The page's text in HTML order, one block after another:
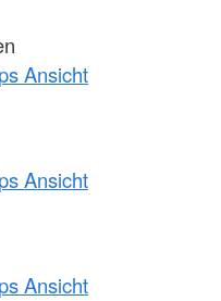
Ansicht
Ansicht
Ansicht